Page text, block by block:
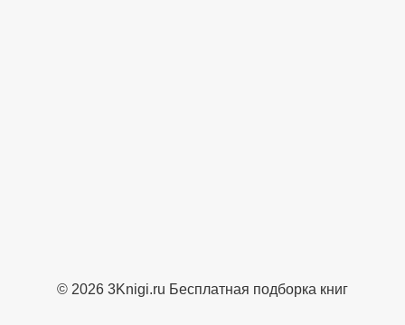
© 2026 3Knigi.ru Бесплатная подборка книг